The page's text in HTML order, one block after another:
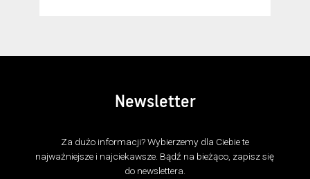
Newsletter
Za dużo informacji? Wybierzemy dla Ciebie te
najważniejsze i najciekawsze. Bądź na bieżąco, zapisz się
do newslettera.